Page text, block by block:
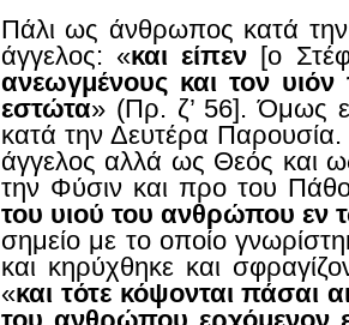
Πάλι ως άνθρωπος κατά
άγγελος: «και είπεν [ο
ανεωγμένους και τον
εστώτα» (Πρ. ζ’ 56]. Όμως
κατά την Δευτέρα
άγγελος αλλά ως Θεός και
την Φύσιν και προ του
του υιού του ανθρώπου εν
σημείο με το οποίο
και κηρύχθηκε και
«και τότε κόψονται πάσαι